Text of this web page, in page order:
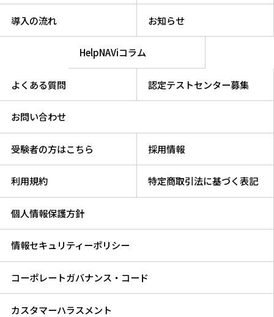
導入の流れ お知らせ
HelpNAViコラム
よくある質問 認定テストセンター募集
お問い合わせ
受験者の方はこちら 採用情報
利用規約 特定商取引法に基づく表記
個人情報保護方針
情報セキュリティーポリシー
コーポレートガバナンス・コード
カスタマーハラスメント